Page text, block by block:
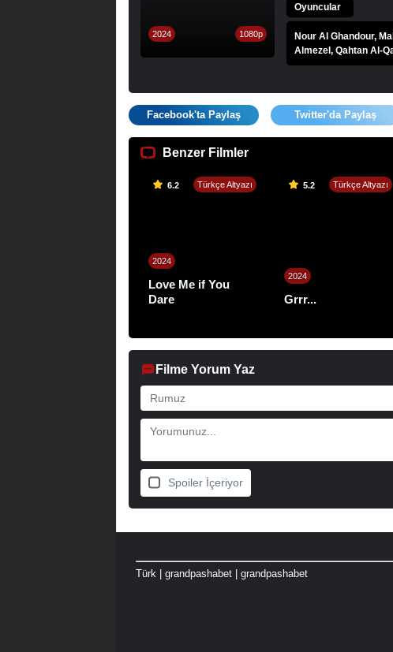
2024 1080p
Oyuncular
Nour Al Ghandour,
Almezel, Qahtan Al-
Facebook'ta Paylaş Twitter'da Paylaş
Benzer Filmler
6.2 Türkçe Altyazı
2024
Love Me if You
Dare
5.2 Türkçe Altyazı
2024
Grrr...
Filme Yorum Yaz
Spoiler İçeriyor
Türk grandpashabet grandpashabet